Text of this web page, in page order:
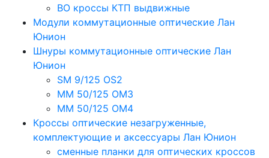
ВО кроссы КТП выдвижные
Модули коммутационные оптические Лан
Юнион
Шнуры коммутационные оптические Лан
Юнион
SM 9/125 OS2
MM 50/125 OM3
MM 50/125 OM4
Кроссы оптические незагруженные,
комплектующие и аксессуары Лан Юнион
сменные планки для оптических кроссов